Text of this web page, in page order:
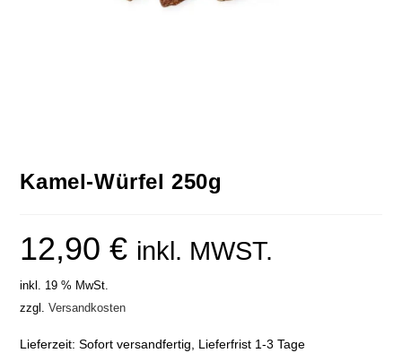
Kamel-Würfel 250g
12,90€ inkl. MWST.
inkl. 19 % MwSt.
zzgl.Versandkosten
Lieferzeit:Sofort versandfertig, Lieferfrist 1-3 Tage